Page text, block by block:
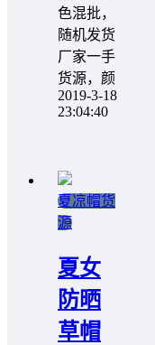
色混批，
随机发货
厂家一手
货源，颜
2019-3-18
23:04:40
夏凉帽货
源
夏女
防晒
草帽